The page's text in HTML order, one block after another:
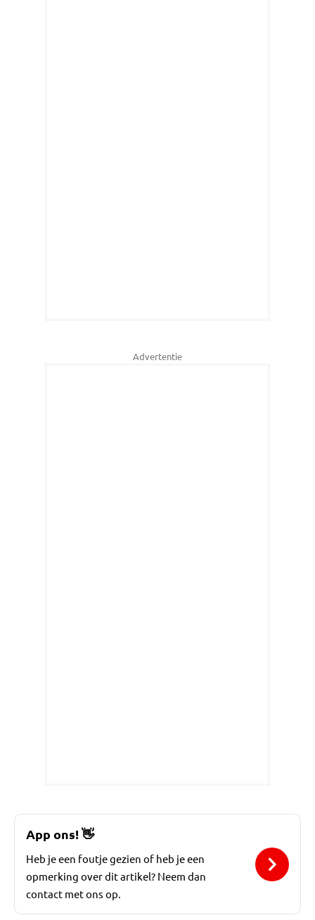
Advertentie
App ons!👋
Heb je een foutje gezien of heb je een
opmerking over dit artikel? Neem dan
contact met ons op.